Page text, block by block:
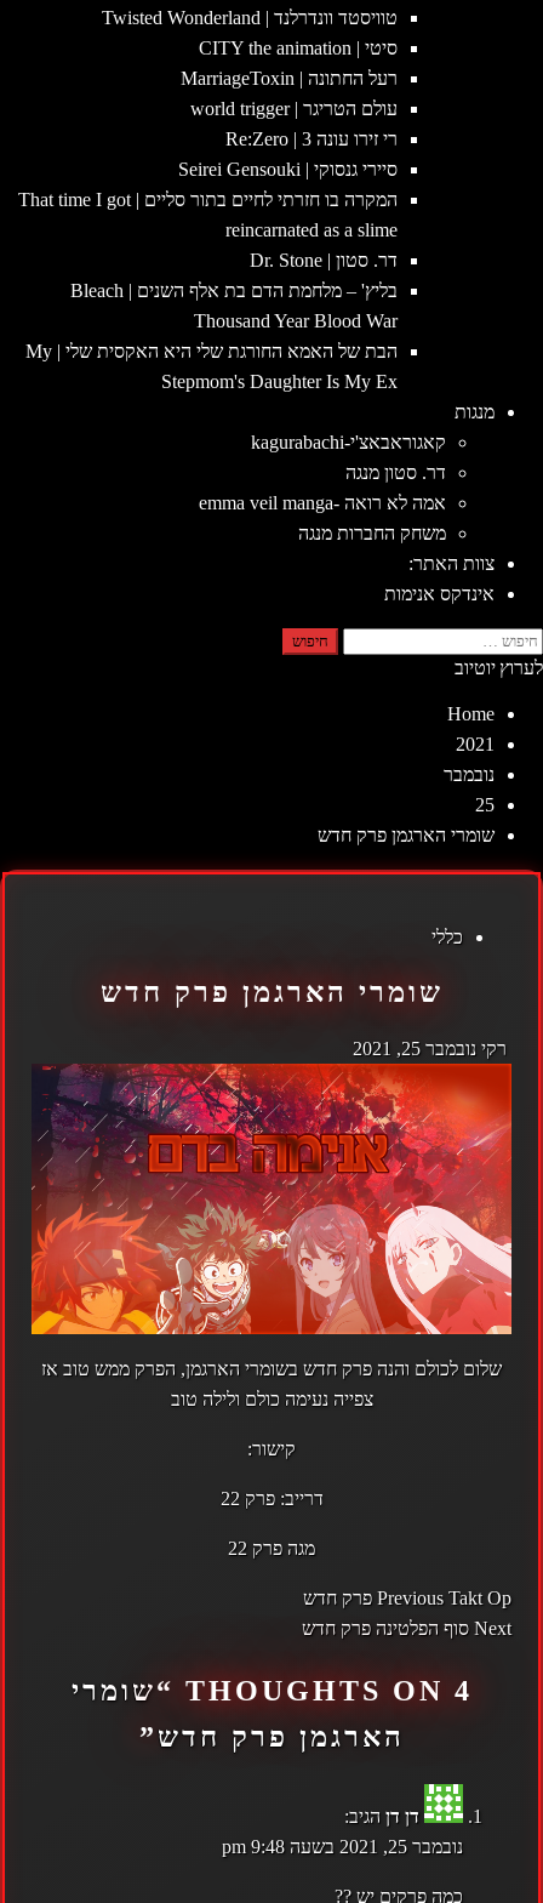
טוויסטד וונדרלנד | Twisted Wonderland
סיטי | CITY the animation
רעל החתונה | MarriageToxin
עולם הטריגר | world trigger
רי זירו עונה 3 | Re:Zero
סיירי גנסוקי | Seirei Gensouki
המקרה בו חזרתי לחיים בתור סליים | That time I got
reincarnated as a slime
דר. סטון | Dr. Stone
בליץ' – מלחמת הדם בת אלף השנים | Bleach
Thousand Year Blood War
הבת של האמא החורגת שלי היא האקסית שלי | My
Stepmom's Daughter Is My Ex
מנגות
קאגוראבאצ'י-kagurabachi
דר. סטון מנגה
אמה לא רואה -emma veil manga
משחק החברות מנגה
צוות האתר:
אינדקס אנימות
חיפוש:
לערוץ יוטיוב
Home
2021
נובמבר
25
שומרי הארגמן פרק חדש
כללי
שומרי הארגמן פרק חדש
רקי נובמבר 25, 2021
שלום לכולם והנה פרק חדש בשומרי הארגמן, הפרק ממש טוב אז
צפייה נעימה כולם ולילה טוב
קישור:
דרייב:פרק 22
מגה פרק 22
POST
NAVIGATION
PreviousTakt Op פרק חדש
Next סוף הפלטינה פרק חדש
4 THOUGHTS ON “
שומרי
הארגמן פרק חדש”
דן דן הגיב:
נובמבר 25, 2021 בשעה 9:48 pm
כמה פרקים יש ??